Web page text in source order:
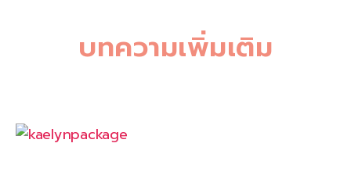
บทความเพิ่มเติม